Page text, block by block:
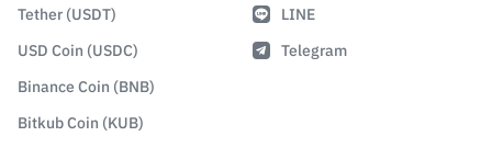
Tether (USDT)
USD Coin (USDC)
Binance Coin (BNB)
Bitkub Coin (KUB)
LINE
Telegram